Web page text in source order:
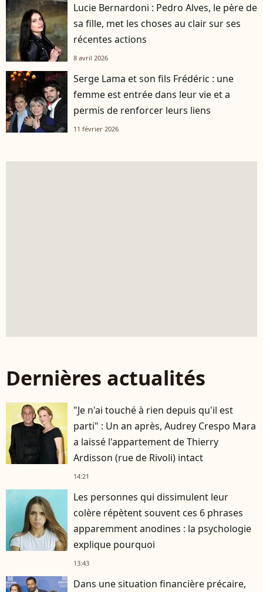
Lucie Bernardoni : Pedro Alves, le père de
sa fille, met les choses au clair sur ses
récentes actions
8 avril 2026
Serge Lama et son fils Frédéric : une
femme est entrée dans leur vie et a
permis de renforcer leurs liens
11 février 2026
Dernières actualités
"Je n'ai touché à rien depuis qu'il est
parti" : Un an après, Audrey Crespo Mara
a laissé l'appartement de Thierry
Ardisson (rue de Rivoli) intact
14:21
Les personnes qui dissimulent leur
colère répètent souvent ces 6 phrases
apparemment anodines : la psychologie
explique pourquoi
13:43
Dans une situation financière précaire,